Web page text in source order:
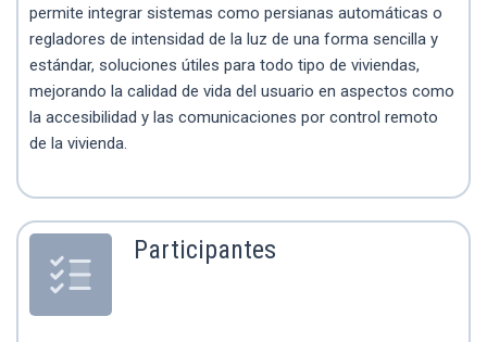
permite integrar sistemas como persianas automáticas o
regladores de intensidad de la luz de una forma sencilla y
estándar, soluciones útiles para todo tipo de viviendas,
mejorando la calidad de vida del usuario en aspectos como
la accesibilidad y las comunicaciones por control remoto
de la vivienda.
Participantes